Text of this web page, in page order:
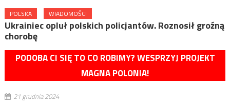
POLSKA WIADOMOŚCI
Ukrainiec opluł polskich policjantów. Roznosił groźną
chorobę
PODOBA CI SIĘ TO CO ROBIMY? WESPRZYJ PROJEKT
MAGNA POLONIA!
21 grudnia 2024